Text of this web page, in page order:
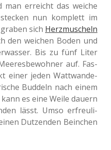
erreicht das weiche
nun kom­plett im
sich Herz­mu­scheln
den wei­chen Boden und
Bis zu fünf Liter
auf. Fas­
einer jeden Watt­wan­de­
Bud­deln nach einem
es eine Weile dauern
lässt. Umso erfreu­li­
Dut­zen­den Bein­chen